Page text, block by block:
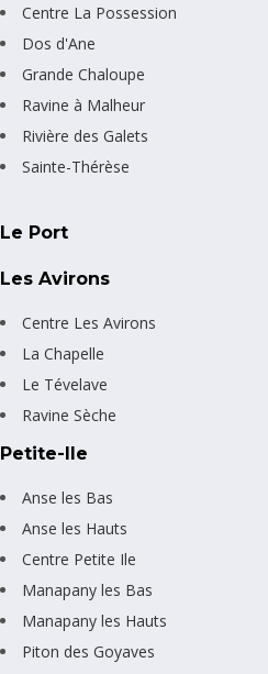
Centre La Possession
Dos d'Ane
Grande Chaloupe
Ravine à Malheur
Rivière des Galets
Sainte-Thérèse
Le Port
Les Avirons
Centre Les Avirons
La Chapelle
Le Tévelave
Ravine Sèche
Petite-Ile
Anse les Bas
Anse les Hauts
Centre Petite Ile
Manapany les Bas
Manapany les Hauts
Piton des Goyaves